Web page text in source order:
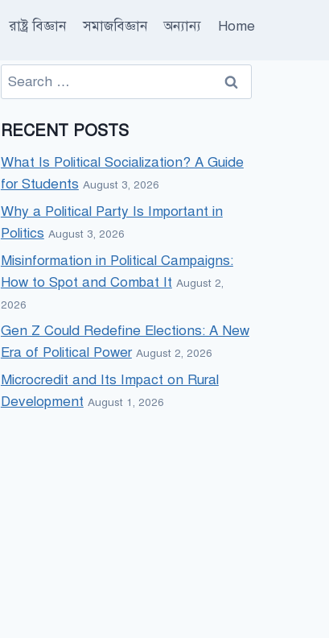
রাষ্ট্র বিজ্ঞান সমাজবিজ্ঞান অন্যান্য Home
Search
for:
RECENT POSTS
What Is Political Socialization? A Guide
for Students August 3, 2026
Why a Political Party Is Important in
Politics August 3, 2026
Misinformation in Political Campaigns:
How to Spot and Combat It August 2,
2026
Gen Z Could Redefine Elections: A New
Era of Political Power August 2, 2026
Microcredit and Its Impact on Rural
Development August 1, 2026